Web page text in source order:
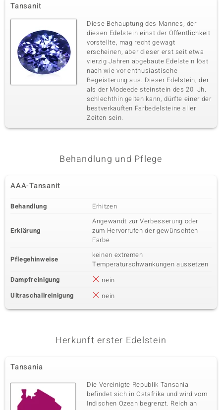
AAA-Brasilianischer
Aquamarin
Karatgewicht Summe
0,853 ct
Schliff
Oktagon-Smaragdschliff
Fassung
Krappenfassung
Herkunft
Brasilien
Anzahl und Größe
22 à 1,1 mm
Karatgewicht Summe Schliff
Krappenfassung Afrika
Tansanit
Diese Behauptung des Mannes, der
diesen Edelstein einst der Öffentlichkeit
vorstellte, mag recht gewagt
erscheinen, aber dieser erst seit etwa
vierzig Jahren abgebaute Edelstein löst
nach wie vor enthusiastische
Begeisterung aus. Dieser Edelstein, der
als der Modeedelsteinstein des 20. Jh.
schlechthin gelten kann, dürfte einer der
bestverkauften Farbedelsteine aller
Zeiten sein.
Behandlung und Pflege
AAA-Tansanit
Behandlung Erhitzen
Erklärung
Angewandt zur Verbesserung oder
zum Hervorrufen der gewünschten
Farbe
Pflegehinweise
keinen extremen
Temperaturschwankungen aussetzen
Dampfreinigung
nein
Ultraschallreinigung
nein
Herkunft erster Edelstein
Tansania
Die Vereinigte Republik Tansania
befindet sich in Ostafrika und wird vom
Indischen Ozean begrenzt. Reich an